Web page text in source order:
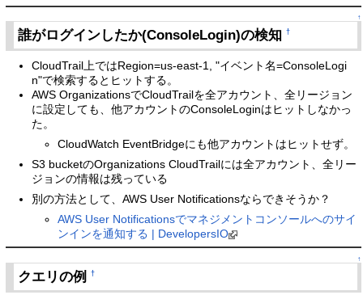
↑
誰がログインしたか(ConsoleLogin)の検知†
CloudTrail上ではRegion=us-east-1, "イベント名=ConsoleLogi
n"で検索するとヒットする。
AWS OrganizationsでCloudTrailを全アカウント、全リージョン
に設定しても、他アカウントのConsoleLoginはヒットしなかっ
た。
CloudWatch EventBridgeにも他アカウントはヒットせず。
S3 bucketのOrganizations CloudTrailには全アカウント、全リー
ジョンの情報は残っている
別の方法として、AWS User Notificationsならできそうか？
AWS User Notificationsでマネジメントコンソールへのサイ
ンインを通知する | DevelopersIO
↑
クエリの例†